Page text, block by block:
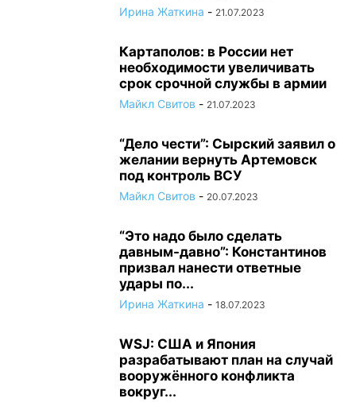
Ирина Жаткина - 21.07.2023
Картаполов: в России нет
необходимости увеличивать
срок срочной службы в армии
Майкл Свитов - 21.07.2023
“Дело чести”: Сырский заявил о
желании вернуть Артемовск
под контроль ВСУ
Майкл Свитов - 20.07.2023
“Это надо было сделать
давным-давно”: Константинов
призвал нанести ответные
удары по...
Ирина Жаткина - 18.07.2023
WSJ: США и Япония
разрабатывают план на случай
вооружённого конфликта
вокруг...